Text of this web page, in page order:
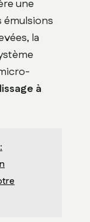
une
émulsions
la
à